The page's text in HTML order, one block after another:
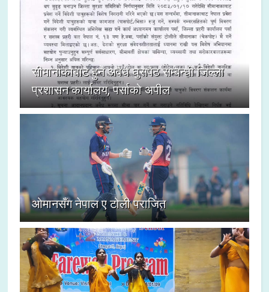
सीमानाकाबाट हुने अवैध घुसपैठ सम्बन्धी जिल्ला
प्रशासन कार्यालय, पर्साको अपील
ओमानसँग नेपाल ए टोली पराजित